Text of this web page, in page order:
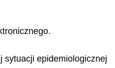
sytuacji epidemiologicznej